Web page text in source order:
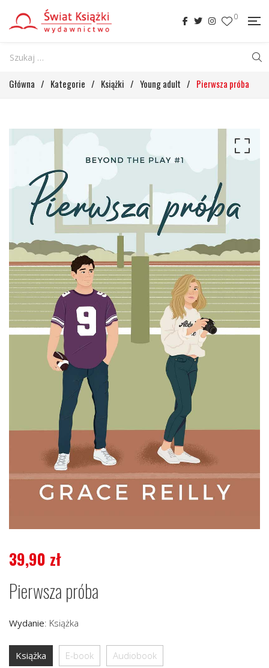
0
Główna / Kategorie / Książki / Young adult / Pierwsza próba
39,90 zł
Pierwsza próba
Wydanie: Książka
Książka E-book Audiobook